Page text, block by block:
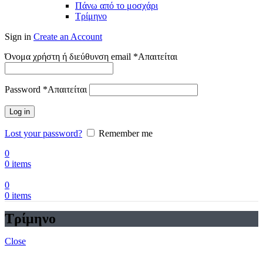
Πάνω από το μοσχάρι
Τρίμηνο
Sign in Create an Account
Όνομα χρήστη ή διεύθυνση email *Απαιτείται
Password *Απαιτείται
Log in
Lost your password?
Remember me
0
0 items
0
0 items
Τρίμηνο
Close